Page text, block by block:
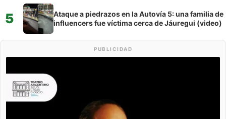
5
Ataque a piedrazos en la Autovía 5: una familia de
influencers fue víctima cerca de Jáuregui (video)
PUBLICIDAD